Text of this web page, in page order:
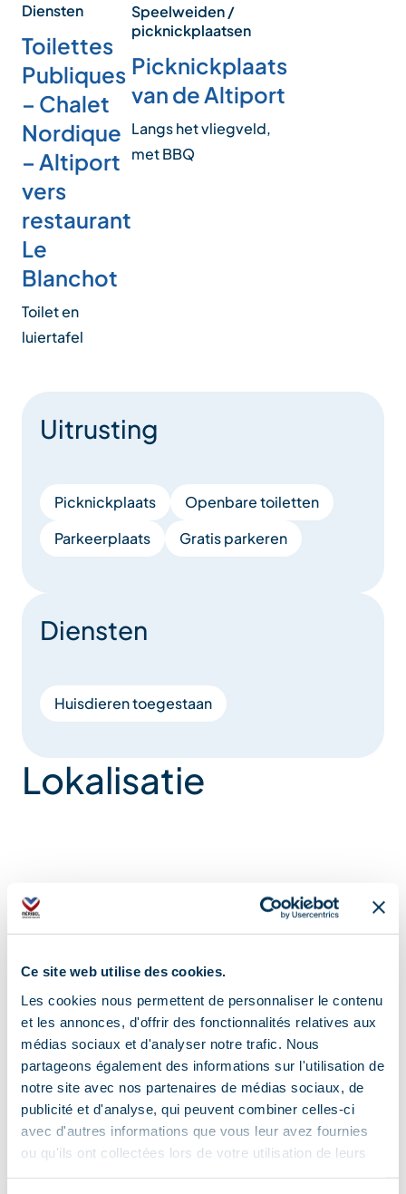
Ce site web utilise des cookies.
Les cookies nous permettent de personnaliser le contenu
et les annonces, d'offrir des fonctionnalités relatives aux
médias sociaux et d'analyser notre trafic. Nous
partageons également des informations sur l'utilisation de
notre site avec nos partenaires de médias sociaux, de
publicité et d'analyse, qui peuvent combiner celles-ci
avec d'autres informations que vous leur avez fournies
ou qu'ils ont collectées lors de votre utilisation de leurs
Diensten
Toilettes
Publiques
– Chalet
Nordique
– Altiport
vers
restaurant
Le
Blanchot
Toilet en
luiertafel
Speelweiden /
picknickplaatsen
Picknickplaats
van de Altiport
Langs het vliegveld,
met BBQ
Uitrusting
Picknickplaats
Openbare toiletten
Parkeerplaats
Gratis parkeren
Diensten
Huisdieren toegestaan
Lokalisatie